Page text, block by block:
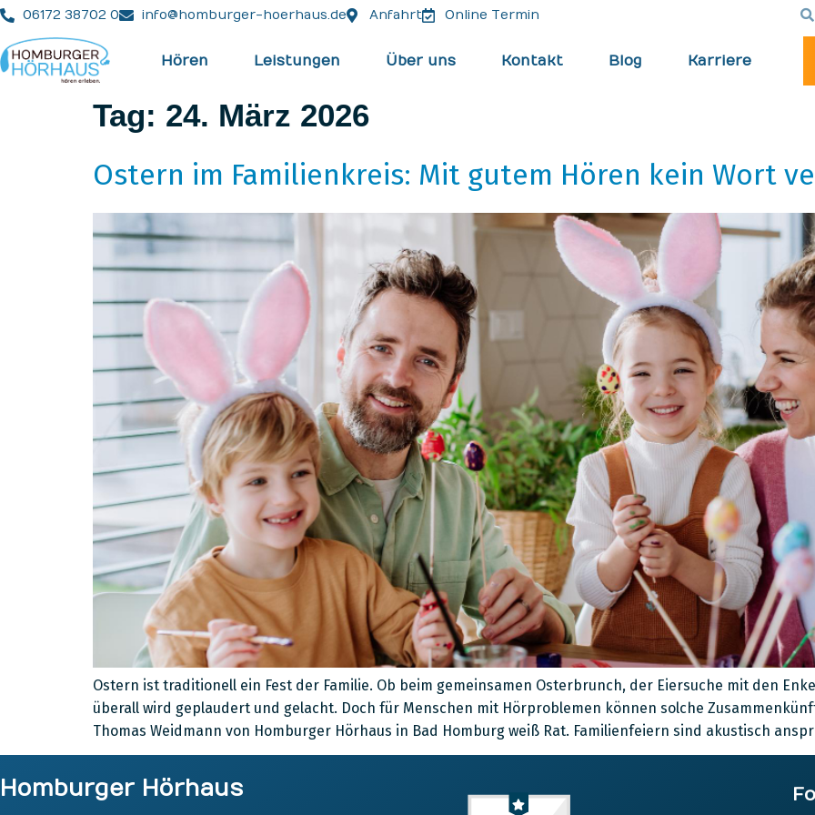
06172 38702 0 info@homburger-hoerhaus.de Anfahrt Online Termin
Hören Leistungen Über uns Kontakt Blog Karriere
Tag: 24. März 2026
Ostern im Familienkreis: Mit gutem Hören kein Wort
Ostern ist traditionell ein Fest der Familie. Ob beim gemeinsamen Osterbrunch, der Eiersuche mit den
überall wird geplaudert und gelacht. Doch für Menschen mit Hörproblemen können solche
Thomas Weidmann von Homburger Hörhaus in Bad Homburg weiß Rat. Familienfeiern sind akustisch
Homburger Hörhaus